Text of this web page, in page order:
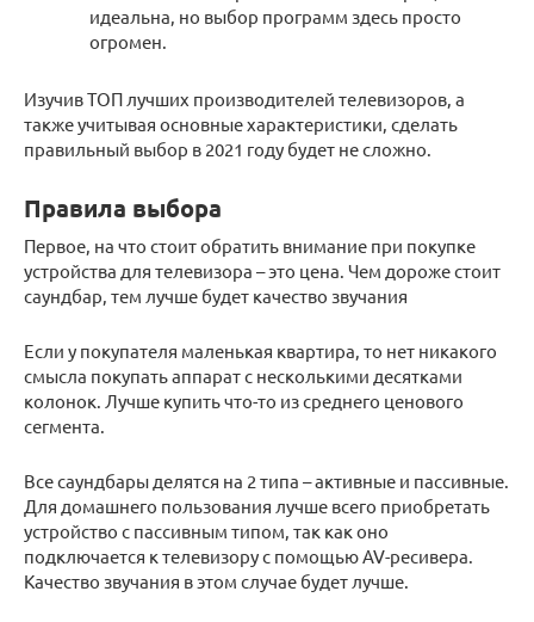
идеальна, но выбор программ здесь просто
огромен.
Изучив ТОП лучших производителей телевизоров, а
также учитывая основные характеристики, сделать
правильный выбор в 2021 году будет не сложно.
Правила выбора
Первое, на что стоит обратить внимание при покупке
устройства для телевизора – это цена. Чем дороже стоит
саундбар, тем лучше будет качество звучания
Если у покупателя маленькая квартира, то нет никакого
смысла покупать аппарат с несколькими десятками
колонок. Лучше купить что-то из среднего ценового
сегмента.
Все саундбары делятся на 2 типа – активные и пассивные.
Для домашнего пользования лучше всего приобретать
устройство с пассивным типом, так как оно
подключается к телевизору с помощью AV-ресивера.
Качество звучания в этом случае будет лучше.